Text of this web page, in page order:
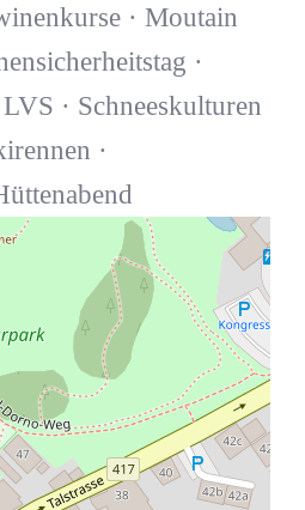
· Moutain
·
· Schneeskulturen
·